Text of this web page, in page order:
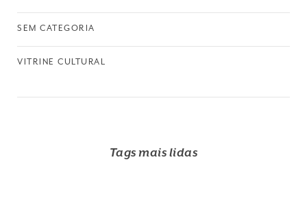
SEM CATEGORIA
VITRINE CULTURAL
Tags mais lidas